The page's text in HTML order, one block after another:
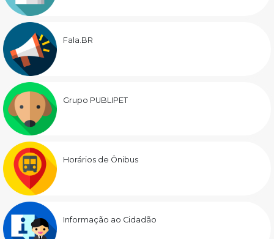
Fala.BR
Grupo PUBLIPET
Horários de Ônibus
Informação ao Cidadão